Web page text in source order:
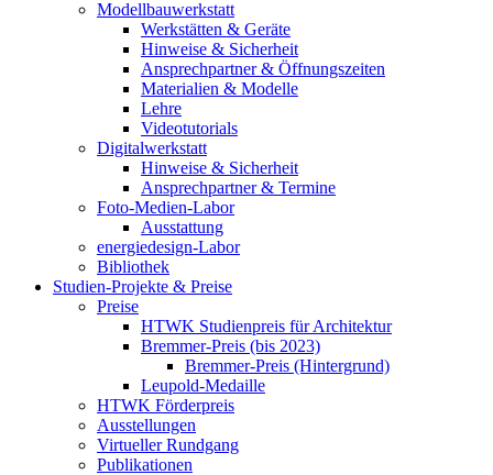
Modellbauwerkstatt
Werkstätten & Geräte
Hinweise & Sicherheit
Ansprechpartner & Öffnungszeiten
Materialien & Modelle
Lehre
Videotutorials
Digitalwerkstatt
Hinweise & Sicherheit
Ansprechpartner & Termine
Foto-Medien-Labor
Ausstattung
energiedesign-Labor
Bibliothek
Studien-Projekte & Preise
Preise
HTWK Studienpreis für Architektur
Bremmer-Preis (bis 2023)
Bremmer-Preis (Hintergrund)
Leupold-Medaille
HTWK Förderpreis
Ausstellungen
Virtueller Rundgang
Publikationen